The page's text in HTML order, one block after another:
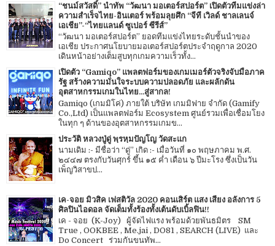
“ชนม์สวัสดิ์” นำทัพ “วัฒนา มอเตอร์สปอร์ต” เปิดตัวทีมแข่งล่า
ความสำเร็จไทย-อินเตอร์ พร้อมลุยศึก “จีที เวิลด์ ชาลเลนจ์
เอเชีย”-“ไทยแลนด์ ซูเปอร์ ซีรีส์”
“วัฒนา มอเตอร์สปอร์ต” ยอดทีมแข่งไทยระดับชั้นนำของ
เอเชีย ประกาศนโยบายมอเตอร์สปอร์ตประจำฤดูกาล 2020
เดินหน้าอย่างเต็มสูบทุกเกมความเร็วทั้ง...
เปิดตัว “Gamiqo” แพลตฟอร์มของเกมเมอร์ตัวจริงจับมือภาค
รัฐ สร้างความมั่นใจระบบความปลอดภัย และผลักดัน
อุตสาหกรรมเกมในไทย...สู่สากล!
Gamiqo (เกมมิโค่) ภายใต้ บริษัท เกมมิฟาย จำกัด (Gamify
Co.,Ltd) เป็นแพลตฟอร์ม Ecosystem ศูนย์รวมเพื่อเชื่อมโยง
ในทุก ๆ ด้านของอุตสาหกรรมเกมข...
ประวัติ หลวงปู่ดู่ พฺรหฺมปัญโญ วัดสะแก
นามเดิม :- มีชื่อว่า “ดู่” เกิด :- เมื่อวันที่ ๑๐ พฤษภาคม พ.ศ.
๒๔๔๗ ตรงกับวันศุกร์ ขึ้น ๑๕ ค่ำ เดือน ๖ ปีมะโรง ซึ่งเป็นวัน
เพ็ญวิสาขป...
เค-จอย มิวสิค เฟสติวัล 2020 คอนเสิร์ต แสง เสียง อลังการ 5
ศิลปินไอดอล จัดเต็มทั้งร้องทั้งเต้นดับเบิ้ลฟิน!!
เค - จอย (K-Joy) ผู้จัดไฟแรง พร้อมด้วยพันธมิตร SM
True , OOKBEE , Me.jai , DO81 , SEARCH (LIVE) และ
Do Concert ร่วมกันขนทัพ...